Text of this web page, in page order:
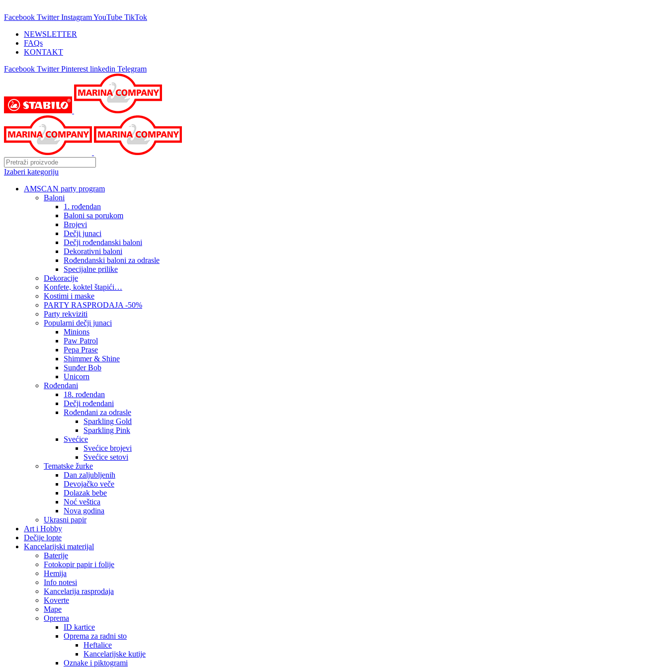
Facebook Twitter InstagramYouTube TikTok
NEWSLETTER
FAQs
KONTAKT
Facebook Twitter Pinterest linkedin Telegram
Izaberi kategoriju
AMSCAN party program
Baloni
1. rođendan
Baloni sa porukom
Brojevi
Dečji junaci
Dečji rođendanski baloni
Dekorativni baloni
Rođendanski baloni za odrasle
Specijalne prilike
Dekoracije
Konfete, koktel štapići…
Kostimi i maske
PARTY RASPRODAJA -50%
Party rekviziti
Popularni dečji junaci
Minions
Paw Patrol
Pepa Prase
Shimmer & Shine
Sunđer Bob
Unicorn
Rođendani
18. rođendan
Dečji rođendani
Rođendani za odrasle
Sparkling Gold
Sparkling Pink
Svećice
Svećice brojevi
Svećice setovi
Tematske žurke
Dan zaljubljenih
Devojačko veče
Dolazak bebe
Noć veštica
Nova godina
Ukrasni papir
Art i Hobby
Dečije lopte
Kancelarijski materijal
Baterije
Fotokopir papir i folije
Hemija
Info notesi
Kancelarija rasprodaja
Koverte
Mape
Oprema
ID kartice
Oprema za radni sto
Heftalice
Kancelarijske kutije
Oznake i piktogrami